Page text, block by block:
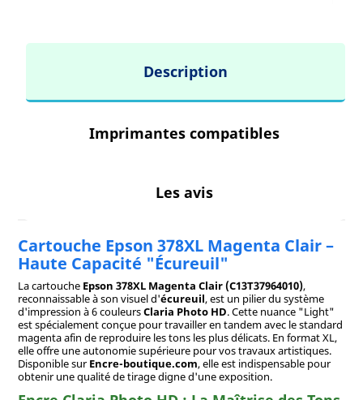
Description
Imprimantes compatibles
Les avis
Cartouche Epson 378XL Magenta Clair –
Haute Capacité "Écureuil"
La cartouche Epson 378XL Magenta Clair (C13T37964010),
reconnaissable à son visuel d'écureuil, est un pilier du système
d'impression à 6 couleursClaria Photo HD. Cette nuance "Light"
est spécialement conçue pour travailler en tandem avec le standard
magenta afin de reproduire les tons les plus délicats. En format XL,
elle offre une autonomie supérieure pour vos travaux artistiques.
Disponible surEncre-boutique.com, elle est indispensable pour
obtenir une qualité de tirage digne d'une exposition.